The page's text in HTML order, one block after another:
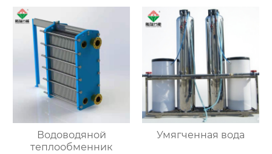
Водоводяной
теплообменник
Умягченная вода